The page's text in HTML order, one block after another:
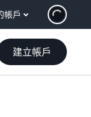
帳戶
建立帳戶